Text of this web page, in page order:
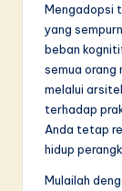
Mengadopsi
yang
beban
semua orang
melalui
terhadap
Anda tetap
hidup
Mulailah